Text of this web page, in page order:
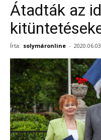
Átadták az
Írta: solymáronline -